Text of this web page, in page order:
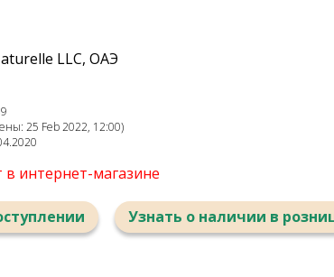
LLC, ОАЭ
25 Feb 2022, 12:00)
в интернет-магазине
Узнать о наличии в